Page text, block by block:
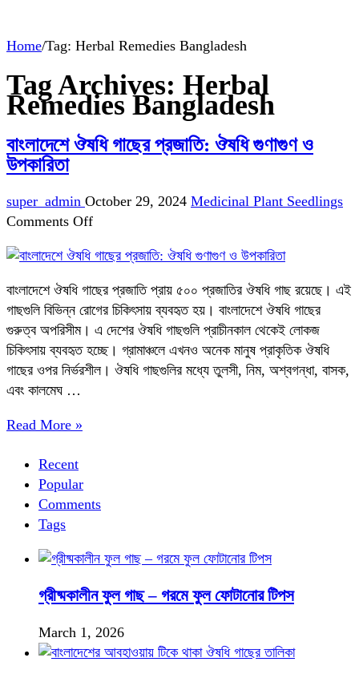
Home/Tag: Herbal Remedies Bangladesh
Tag Archives: Herbal
Remedies Bangladesh
বাংলাদেশে ঔষধি গাছের প্রজাতি: ঔষধি গুণাগুণ ও
উপকারিতা
super_admin October 29, 2024 Medicinal Plant Seedlings
Comments Offon
ঔষধি
প্রজাতি:
ঔষধি
গুণাগুণ
ও
উপকারিতা
বাংলাদেশে ঔষধি গাছের প্রজাতি প্রায় ৫০০ প্রজাতির ঔষধি গাছ রয়েছে। এই
গাছগুলি বিভিন্ন রোগের চিকিৎসায় ব্যবহৃত হয়। বাংলাদেশে ঔষধি গাছের
গুরুত্ব অপরিসীম। এ দেশের ঔষধি গাছগুলি প্রাচীনকাল থেকেই লোকজ
চিকিৎসায় ব্যবহৃত হচ্ছে। গ্রামাঞ্চলে এখনও অনেক মানুষ প্রাকৃতিক ঔষধি
গাছের ওপর নির্ভরশীল। ঔষধি গাছগুলির মধ্যে তুলসী, নিম, অশ্বগন্ধা, বাসক,
এবং কালমেঘ …
Read More »
Recent
Popular
Comments
Tags
গ্রীষ্মকালীন ফুল গাছ – গরমে ফুল ফোটানোর টিপস
March 1, 2026